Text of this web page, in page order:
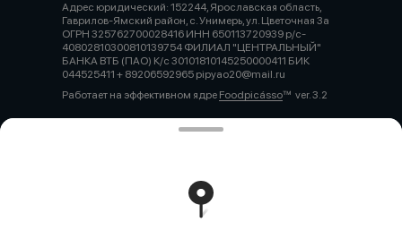
Адрес юридический: 152244, Ярославская область,
Гаврилов-Ямский район, с. Унимерь, ул. Цветочная 3а
ОГРН 325762700028416 ИНН 650113720939 р/с-
40802810300810139754 ФИЛИАЛ "ЦЕНТРАЛЬНЫЙ"
БАНКА ВТБ (ПАО) К/с 30101810145250000411 БИК
044525411 + 89206592965 pipyao20@mail.ru
Работает на эффективном ядре Foodpicássover. 3.2
Политика конфиденциальности
Публичная оферта